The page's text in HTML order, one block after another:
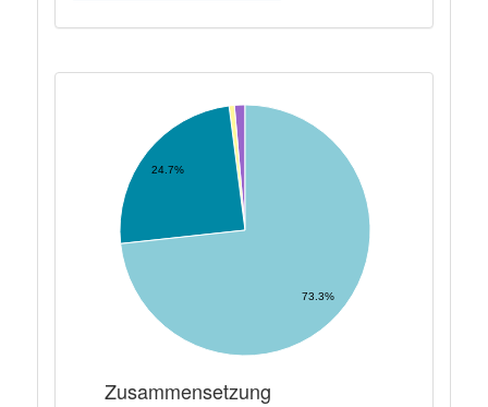
24.7%
73.3%
Zusammensetzung